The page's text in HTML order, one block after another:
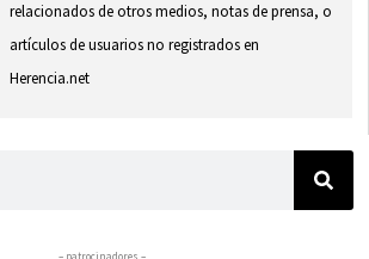
relacionados de otros medios, notas de prensa, o
artículos de usuarios no registrados en
Herencia.net
– patrocinadores –